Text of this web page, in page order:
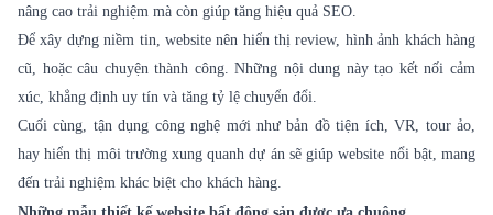
nâng cao trải nghiệm mà còn giúp tăng hiệu quả SEO.
Để xây dựng niềm tin, website nên hiển thị review, hình ảnh khách hàng
cũ, hoặc câu chuyện thành công. Những nội dung này tạo kết nối cảm
xúc, khẳng định uy tín và tăng tỷ lệ chuyển đổi.
Cuối cùng, tận dụng công nghệ mới như bản đồ tiện ích, VR, tour ảo,
hay hiển thị môi trường xung quanh dự án sẽ giúp website nổi bật, mang
đến trải nghiệm khác biệt cho khách hàng.